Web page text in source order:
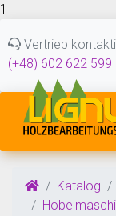
1
Vertrieb
(+48) 602 622 599
Katalog